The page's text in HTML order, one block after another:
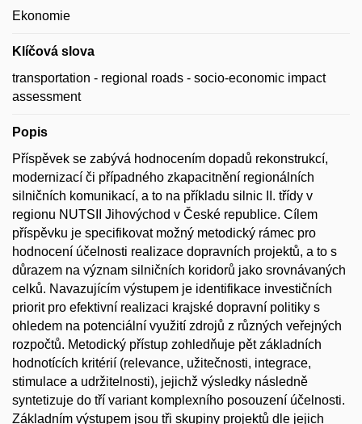
Ekonomie
Klíčová slova
transportation - regional roads - socio-economic impact
assessment
Popis
Příspěvek se zabývá hodnocením dopadů rekonstrukcí,
modernizací či případného zkapacitnění regionálních
silničních komunikací, a to na příkladu silnic II. třídy v
regionu NUTSII Jihovýchod v České republice. Cílem
příspěvku je specifikovat možný metodický rámec pro
hodnocení účelnosti realizace dopravních projektů, a to s
důrazem na význam silničních koridorů jako srovnávaných
celků. Navazujícím výstupem je identifikace investičních
priorit pro efektivní realizaci krajské dopravní politiky s
ohledem na potenciální využití zdrojů z různých veřejných
rozpočtů. Metodický přístup zohledňuje pět základních
hodnotících kritérií (relevance, užitečnosti, integrace,
stimulace a udržitelnosti), jejichž výsledky následně
syntetizuje do tří variant komplexního posouzení účelnosti.
Základním výstupem jsou tři skupiny projektů dle jejich